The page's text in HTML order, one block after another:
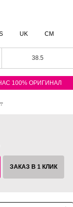
UK CM
38.5
100% ОРИГИНАЛ
ЗАКАЗ В 1 КЛИК